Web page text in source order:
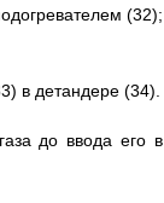
(32);
в детандере (34).
до ввода его в